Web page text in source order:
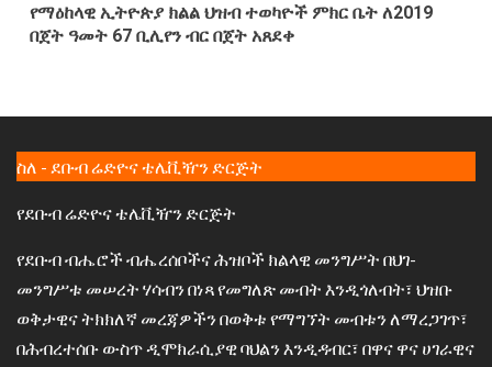
የማዕከላዊ ኢትዮጵያ ክልል ህዝብ ተወካዮች ምክር ቤት ለ2019
በጀት ዓመት 67 ቢሊየን ብር በጀት አጸደቀ
ስለ - ደቡብ ሬድዮና ቴሌቪዥን ድርጅት
የደቡብ ሬድዮና ቴሌቪዥን ድርጅት
የደቡብ ብሔሮች ብሔረሰቦችና ሕዝቦች ክልላዊ መንግሥት በህገ-
መንግሥቱ መሠረት ሃሳብን በነጻ የመግለጽ መብት እንዲጎለብት፣ ህዝቡ
ወቅታዊና ትክክለኛ መረጃዎችን በወቅቱ የማግኘት መብቱን ለማረጋገጥ፣
በሕብረተሰቡ ውስጥ ዲሞክራሲያዊ ባህልን እንዲዳብር፣ በዋና ዋና ሀገራዊና